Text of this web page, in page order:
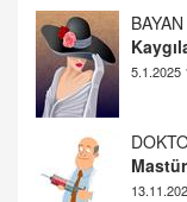
ALİ
Adana